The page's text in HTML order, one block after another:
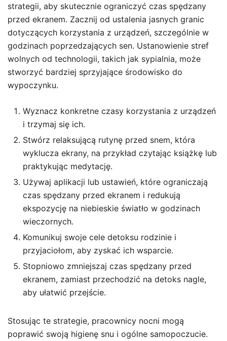
strategii, aby skutecznie ograniczyć czas spędzany
przed ekranem. Zacznij od ustalenia jasnych granic
dotyczących korzystania z urządzeń, szczególnie w
godzinach poprzedzających sen. Ustanowienie stref
wolnych od technologii, takich jak sypialnia, może
stworzyć bardziej sprzyjające środowisko do
wypoczynku.
Wyznacz konkretne czasy korzystania z urządzeń
i trzymaj się ich.
Stwórz relaksującą rutynę przed snem, która
wyklucza ekrany, na przykład czytając książkę lub
praktykując medytację.
Używaj aplikacji lub ustawień, które ograniczają
czas spędzany przed ekranem i redukują
ekspozycję na niebieskie światło w godzinach
wieczornych.
Komunikuj swoje cele detoksu rodzinie i
przyjaciołom, aby zyskać ich wsparcie.
Stopniowo zmniejszaj czas spędzany przed
ekranem, zamiast przechodzić na detoks nagle,
aby ułatwić przejście.
Stosując te strategie, pracownicy nocni mogą
poprawić swoją higienę snu i ogólne samopoczucie.